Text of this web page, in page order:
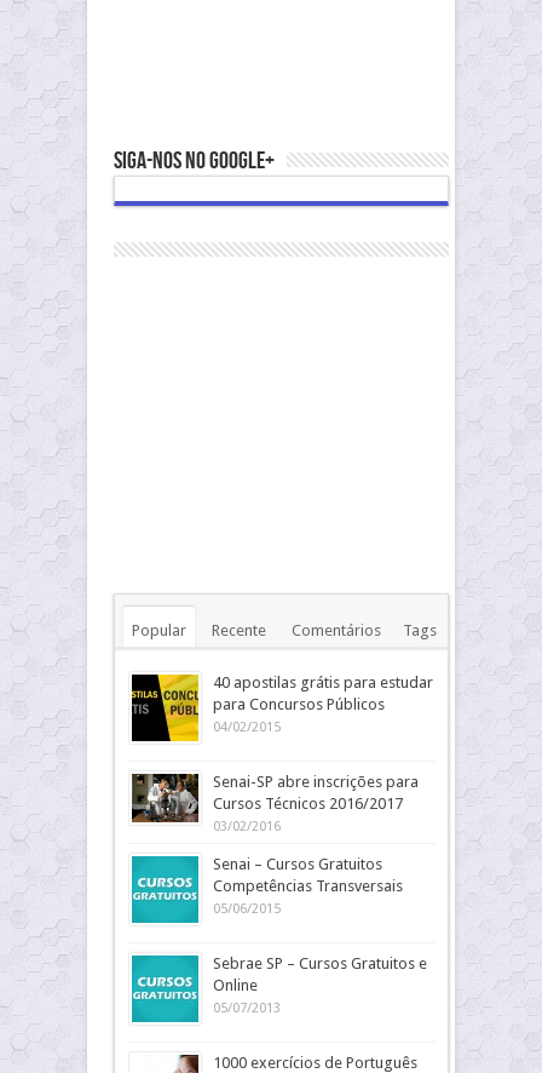
Siga-nos no Google+
Popular Recente Comentários Tags
40 apostilas grátis para estudar
para Concursos Públicos
04/02/2015
Senai-SP abre inscrições para
Cursos Técnicos 2016/2017
03/02/2016
Senai – Cursos Gratuitos
Competências Transversais
05/06/2015
Sebrae SP – Cursos Gratuitos e
Online
05/07/2013
1000 exercícios de Português